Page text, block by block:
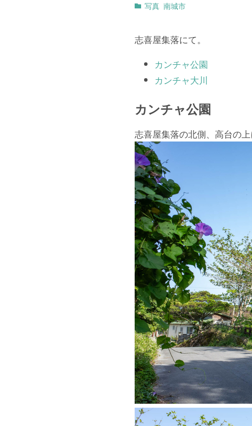
写真 南城市
志喜屋集落にて。
カンチャ公園
カンチャ大川
カンチャ公園
志喜屋集落の北側、高台の上